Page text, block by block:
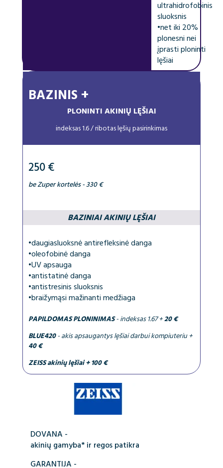
ultrahidrofobinis
sluoksnis
•net iki 20%
plonesni nei
įprasti ploninti
lęšiai
BAZINIS +
PLONINTI AKINIŲ LĘŠIAI
indeksas 1.6 / ribotas lęšių pasirinkimas
250 €
be Zuper kortelės - 330 €
BAZINIAI AKINIŲ LĘŠIAI
•daugiasluoksnė antirefleksinė danga
•oleofobinė danga
•UV apsauga
•antistatinė danga
•antistresinis sluoksnis
•braižymąsi mažinanti medžiaga
PAPILDOMAS PLONINIMAS- indeksas 1.67 +20 €
BLUE420- akis apsaugantys lęšiai darbui kompiuteriu +
40 €
ZEISS akinių lęšiai + 100 €
DOVANA -
akinių gamyba* ir regos patikra
GARANTIJA -